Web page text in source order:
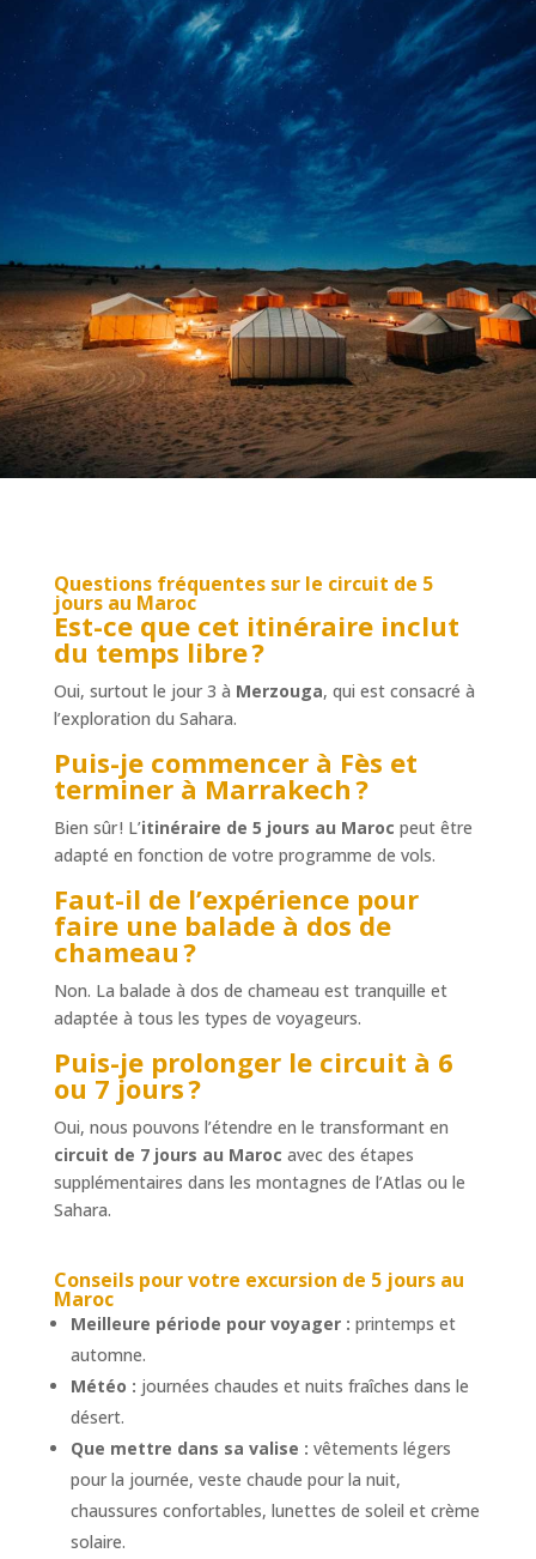
Questions fréquentes sur le circuit de 5
jours au Maroc
Est-ce que cet itinéraire inclut
du temps libre ?
Oui, surtout le jour 3 à Merzouga, qui est consacré à
l’exploration du Sahara.
Puis-je commencer à Fès et
terminer à Marrakech ?
Bien sûr ! L’itinéraire de 5 jours au Maroc peut être
adapté en fonction de votre programme de vols.
Faut-il de l’expérience pour
faire une balade à dos de
chameau ?
Non. La balade à dos de chameau est tranquille et
adaptée à tous les types de voyageurs.
Puis-je prolonger le circuit à 6
ou 7 jours ?
Oui, nous pouvons l’étendre en le transformant en
circuit de 7 jours au Maroc avec des étapes
supplémentaires dans les montagnes de l’Atlas ou le
Sahara.
Conseils pour votre excursion de 5 jours au
Maroc
Meilleure période pour voyager : printemps et
automne.
Météo : journées chaudes et nuits fraîches dans le
désert.
Que mettre dans sa valise : vêtements légers
pour la journée, veste chaude pour la nuit,
chaussures confortables, lunettes de soleil et crème
solaire.